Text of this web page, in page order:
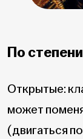
По
Открытые:
может
(двигаться